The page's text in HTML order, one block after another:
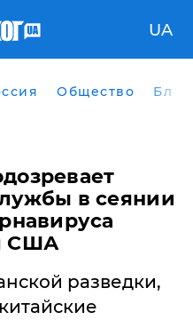
UA
Общество
в сеянии
США
разведки,